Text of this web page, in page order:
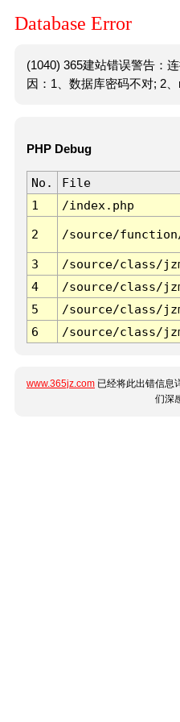
Database Error
(1040) 365建站错误警告：
因：1、数据库密码不对; 2、
PHP Debug
No. File
1
/index.php
2 /source/
3 /source/class/
4
/source/class/
5
/source/class/
6
/source/class/
www.365jz.com 已经将此出错信息
们深